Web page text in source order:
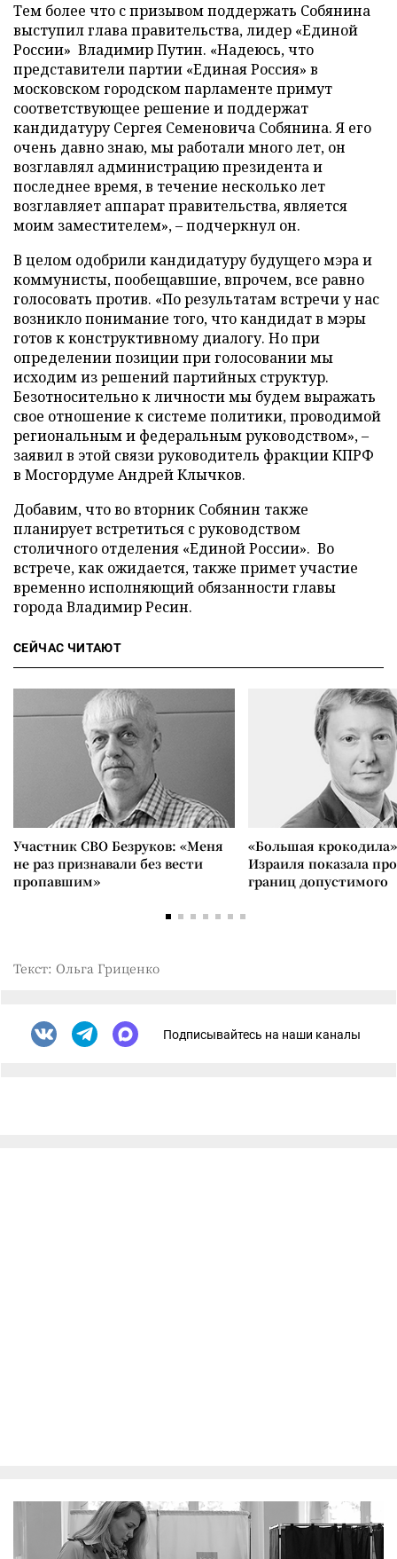
Тем более что с призывом поддержать Собянина
выступил глава правительства, лидер «Единой
России» Владимир Путин. «Надеюсь, что
представители партии «Единая Россия» в
московском городском парламенте примут
соответствующее решение и поддержат
кандидатуру Сергея Семеновича Собянина. Я его
очень давно знаю, мы работали много лет, он
возглавлял администрацию президента и
последнее время, в течение несколько лет
возглавляет аппарат правительства, является
моим заместителем», – подчеркнул он.
В целом одобрили кандидатуру будущего мэра и
коммунисты, пообещавшие, впрочем, все равно
голосовать против. «По результатам встречи у нас
возникло понимание того, что кандидат в мэры
готов к конструктивному диалогу. Но при
определении позиции при голосовании мы
исходим из решений партийных структур.
Безотносительно к личности мы будем выражать
свое отношение к системе политики, проводимой
региональным и федеральным руководством», –
заявил в этой связи руководитель фракции КПРФ
в Мосгордуме Андрей Клычков.
Добавим, что во вторник Собянин также
планирует встретиться с руководством
столичного отделения «Единой России». Во
встрече, как ожидается, также примет участие
временно исполняющий обязанности главы
города Владимир Ресин.
СЕЙЧАС ЧИТАЮТ
Участник СВО Безруков: «Меня
не раз признавали без вести
пропавшим»
«Большая
Израиля показала
границ допустимого
Текст: Ольга Гриценко
Подписывайтесь на наши каналы